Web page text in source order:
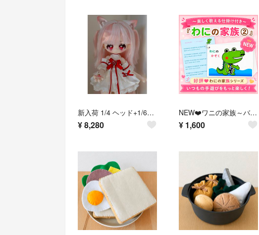
新入荷 1/4 ヘッド+1/6ボディ BJD ドール Meki メキ 絨絨おやすみ 莓莓 メメ
¥8,280
NEW❤️ワニの家族～バージョン②❤️動かして楽しめる仕掛け付きラミネートシアター完成品 保育教材 カードシアター パネルシアター
¥ 1,600